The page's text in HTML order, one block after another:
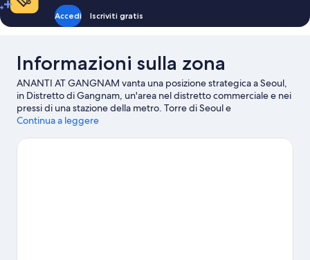
+
Credit
per
Night
&
Beverage
KRW
300,000
Credit
Accedi Iscriviti gratis
Informazioni sulla zona
ANANTI AT GANGNAM vanta una posizione strategica a Seoul,
in Distretto di Gangnam, un'area nel distretto commerciale e nei
pressi di una stazione della metro. Torre di Seoul e
Gwanghwamun sono due delle principali attrazioni della zona.
Commerciale COEX Mall sono due tappe assolutamente da non
Continua a leggere